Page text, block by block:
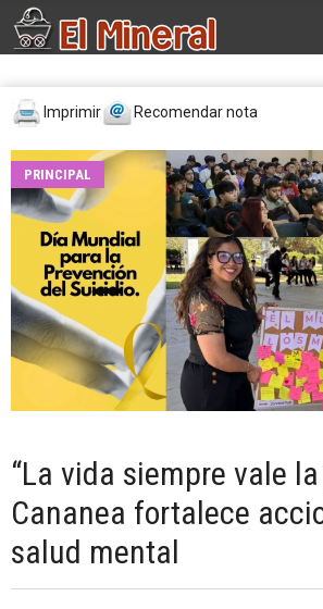
Imprimir Recomendar nota
PRINCIPAL
“La vida siempre vale la
Cananea fortalece
salud mental